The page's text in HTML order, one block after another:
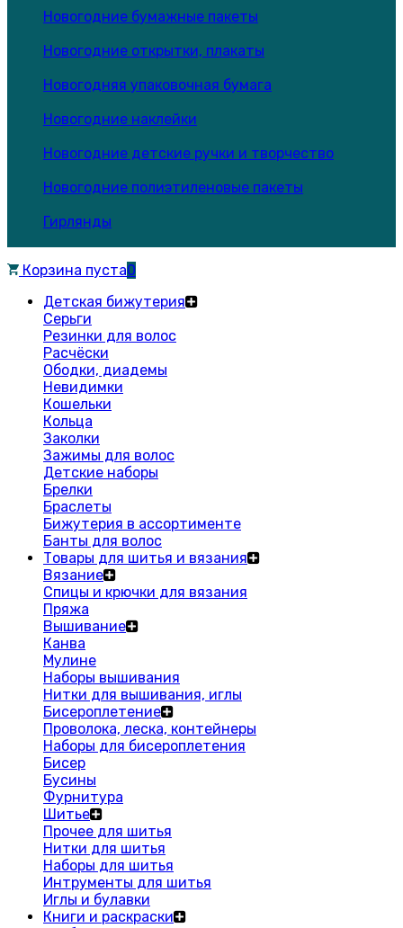
Новогодние бумажные пакеты
Новогодние открытки, плакаты
Новогодняя упаковочная бумага
Новогодние наклейки
Новогодние детские ручки и творчество
Новогодние полиэтиленовые пакеты
Гирлянды
Корзина пуста0
Детская бижутерия
Серьги
Резинки для волос
Расчёски
Ободки, диадемы
Невидимки
Кошельки
Кольца
Заколки
Зажимы для волос
Детские наборы
Брелки
Браслеты
Бижутерия в ассортименте
Банты для волос
Товары для шитья и вязания
Вязание
Спицы и крючки для вязания
Пряжа
Вышивание
Канва
Мулине
Наборы вышивания
Нитки для вышивания, иглы
Бисероплетение
Проволока, леска, контейнеры
Наборы для бисероплетения
Бисер
Бусины
Фурнитура
Шитье
Прочее для шитья
Нитки для шитья
Наборы для шитья
Интрументы для шитья
Иглы и булавки
Книги и раскраски